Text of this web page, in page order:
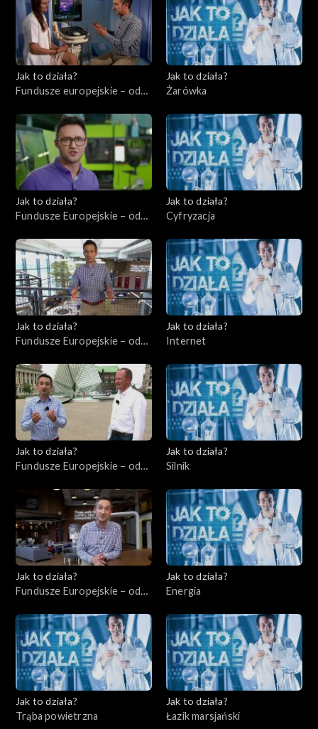
Jak to działa?
Fundusze europejskie – odc.
ochrona zdrowia
Jak to działa?
Żarówka
Jak to działa?
Fundusze Europejskie – odc.
Jak to działa?
Cyfryzacja
Jak to działa?
Fundusze Europejskie – odc.
Jak to działa?
Internet
Jak to działa?
Fundusze Europejskie – odc.
niepełnosprawnych
Jak to działa?
Silnik
Jak to działa?
Fundusze Europejskie – odc.
Jak to działa?
Energia
Jak to działa?
Trąba powietrzna
Jak to działa?
Łazik marsjański